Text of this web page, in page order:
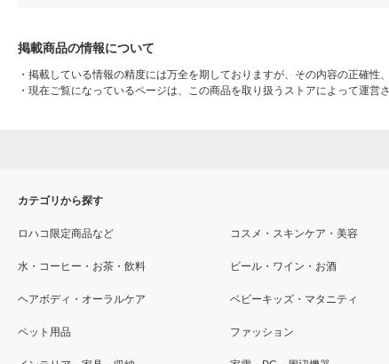
掲載商品の情報について
・ 掲載している情報の精度には万全を期しておりますが、その内容の正確性
・ 現在ご覧になっているページは、この商品を取り扱うストアによって運営
カテゴリから探す
ロハコ限定商品など コスメ・スキンケア・美容
水・コーヒー・お茶・飲料 ビール・ワイン・お酒
ヘアボディ・オーラルケア ベビーキッズ・マタニティ
ペット用品 ファッション